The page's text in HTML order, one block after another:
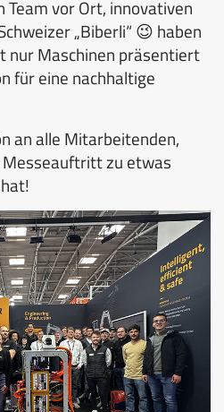
vor Ort, innovativen
„Biberli“ 😉 haben
nur Maschinen präsentiert
für eine nachhaltige
an alle Mitarbeitenden,
zu etwas